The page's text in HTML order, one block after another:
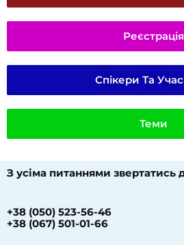
Реєстрація
Спікери Та
Теми
З усіма питаннями звертатись
+38 (050) 523-56-46
+38 (067) 501-01-66